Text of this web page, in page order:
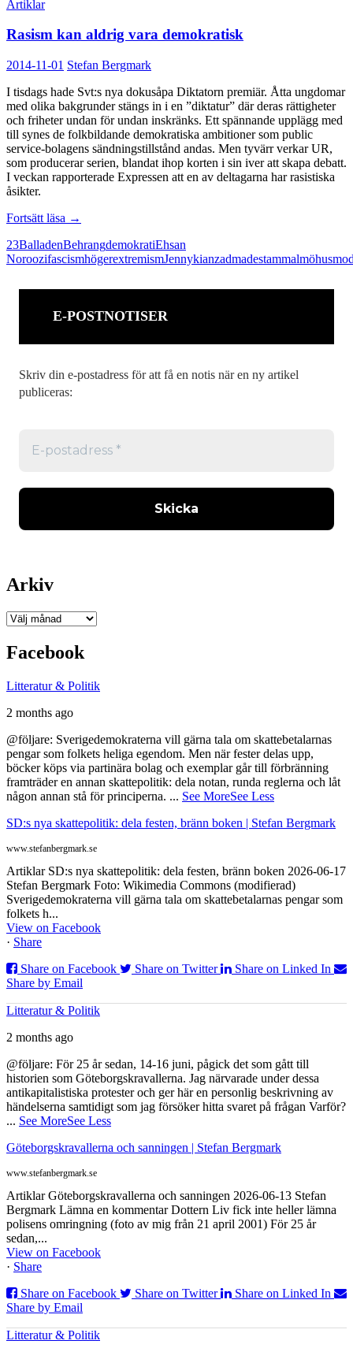
Artiklar
Rasism kan aldrig vara demokratisk
2014-11-01 Stefan Bergmark
I tisdags hade Svt:s nya dokusåpa Diktatorn premiär. Åtta ungdomar
med olika bakgrunder stängs in i en ”diktatur” där deras rättigheter
och friheter undan för undan inskränks. Ett spännande upplägg med
till synes de folkbildande demokratiska ambitioner som public
service-bolagens sändningstillstånd andas. Men tyvärr verkar UR,
som producerar serien, blandat ihop korten i sin iver att skapa debatt.
I veckan rapporterade Expressen att en av deltagarna har rasistiska
åsikter.
Fortsätt läsa Rasism
aldrig
vara
→
23BalladenBehrangdemokratiEhsan
NoroozifascismhögerextremismJennykianzadmadestammalmöhus
E-POSTNOTISER
Skriv din e-postadress för att få en notis när en ny artikel
publiceras:
Arkiv
Arkiv
Facebook
Litteratur & Politik
2 months ago
@följare: Sverigedemokraterna vill gärna tala om skattebetalarnas
pengar som folkets heliga egendom. Men när fester delas upp,
böcker köps via partinära bolag och exemplar går till förbränning
framträder en annan skattepolitik: dela notan, runda reglerna och låt
någon annan stå för principerna. ... See MoreSee Less
SD:s nya skattepolitik: dela festen, bränn boken | Stefan Bergmark
www.stefanbergmark.se
Artiklar SD:s nya skattepolitik: dela festen, bränn boken 2026-06-17
Stefan Bergmark Foto: Wikimedia Commons (modifierad)
Sverigedemokraterna vill gärna tala om skattebetalarnas pengar som
folkets h...
View on Facebook
· Share
Share on Facebook
Share on Twitter
Share on Linked In
Share by Email
Litteratur & Politik
2 months ago
@följare: För 25 år sedan, 14-16 juni, pågick det som gått till
historien som Göteborgskravallerna. Jag närvarade under dessa
antikapitalistiska protester och ger här en personlig beskrivning av
händelserna samtidigt som jag försöker hitta svaret på frågan Varför?
... See MoreSee Less
Göteborgskravallerna och sanningen | Stefan Bergmark
www.stefanbergmark.se
Artiklar Göteborgskravallerna och sanningen 2026-06-13 Stefan
Bergmark Lämna en kommentar Dottern Liv fick inte heller lämna
polisens omringning (foto av mig från 21 april 2001) För 25 år
sedan,...
View on Facebook
· Share
Share on Facebook
Share on Twitter
Share on Linked In
Share by Email
Litteratur & Politik